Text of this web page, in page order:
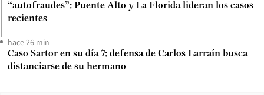
“autofraudes”: Puente Alto y La Florida lideran los casos
recientes
hace 26 min
Caso Sartor en su día 7: defensa de Carlos Larraín busca
distanciarse de su hermano